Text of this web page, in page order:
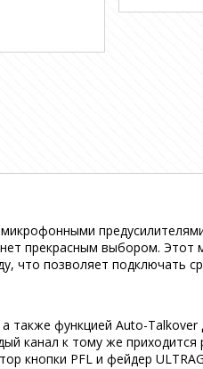
прекрасным выбором.
что позволяет подключать
функцией Auto-
канал к тому же приходится
кнопки PFL и фейдер